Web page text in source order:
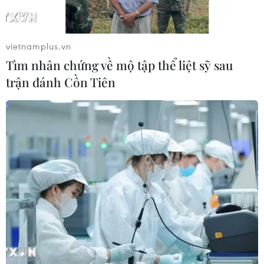
06/08/2026 09:42
Hà Nội tăng tốc thi công
đường Vành đai 1 đoạn Hoàng Cầu-
Voi Phục
06/08/2026 09:07
Đồng Nai yêu cầu đẩy nhanh tiến độ
dự án kết nối vùng, sân bay Long
Thành
06/08/2026 09:05
Cầu Đắk Lung sập sau cú
tông của xe tải cẩu, 2 người thoát
vietnamplus.vn
Tìm nhân chứng về mộ tập thể liệt sỹ sau
trận đánh Cồn Tiên